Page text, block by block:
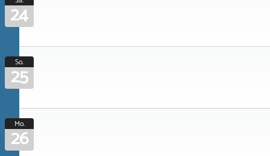
24
So.
25
Mo.
26